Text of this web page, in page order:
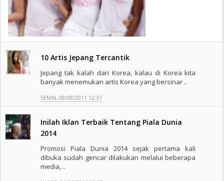
10 Artis Jepang Tercantik
Jepang tak kalah dari Korea, kalau di Korea kita
banyak menemukan artis Korea yang bersinar ..
SENIN, 08/08/2011 12:37
Inilah Iklan Terbaik Tentang Piala Dunia
2014
Promosi Piala Dunia 2014 sejak pertama kali
dibuka sudah gencar dilakukan melalui beberapa
media, ..